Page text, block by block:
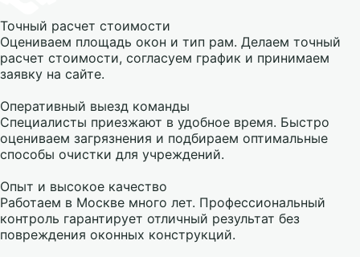
Точный расчет стоимости
Оцениваем площадь окон и тип рам. Делаем точный
расчет стоимости, согласуем график и принимаем
заявку на сайте.
Оперативный выезд команды
Специалисты приезжают в удобное время. Быстро
оцениваем загрязнения и подбираем оптимальные
способы очистки для учреждений.
Опыт и высокое качество
Работаем в Москве много лет. Профессиональный
контроль гарантирует отличный результат без
повреждения оконных конструкций.